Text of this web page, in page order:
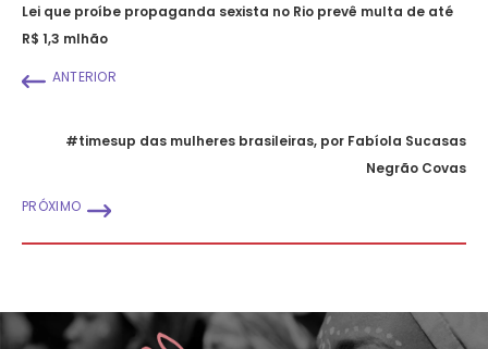
Lei que proíbe propaganda sexista no Rio prevê multa de até
R$ 1,3 mlhão
ANTERIOR
#timesup das mulheres brasileiras, por Fabíola Sucasas
Negrão Covas
PRÓXIMO